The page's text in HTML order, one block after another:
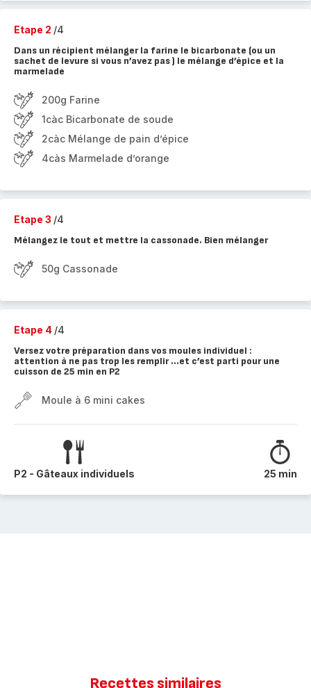
Etape 2 /4
Dans un récipient mélanger la farine le bicarbonate (ou un
sachet de levure si vous n’avez pas ) le mélange d’épice et la
marmelade
200g Farine
1càc Bicarbonate de soude
2càc Mélange de pain d’épice
4càs Marmelade d’orange
Etape 3 /4
Mélangez le tout et mettre la cassonade. Bien mélanger
50g Cassonade
Etape 4 /4
Versez votre préparation dans vos moules individuel :
attention à ne pas trop les remplir …et c’est parti pour une
cuisson de 25 min en P2
Moule à 6 mini cakes
P2 - Gâteaux individuels 25 min
Recettes similaires